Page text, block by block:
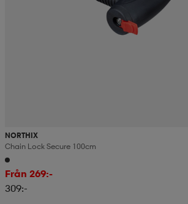
NORTHIX
Chain Lock Secure 100cm
Från 269:-
309:-